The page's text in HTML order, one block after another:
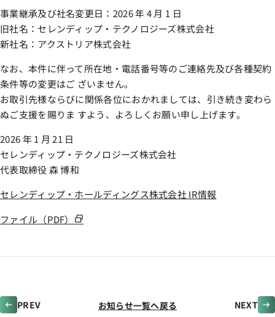
事業継承及び社名変更日：2026 年 4 月 1 日
旧社名：セレンディップ・テクノロジーズ株式会社
新社名：アクストリア株式会社
なお、本件に伴って所在地・電話番号等のご連絡先及び各種契約
条件等の変更はご ざいません。
お取引先様ならびに関係各位におかれましては、引き続き変わら
ぬご支援を賜りま すよう、よろしくお願い申し上げます。
2026 年 1 月 21 日
セレンディップ・テクノロジーズ株式会社
代表取締役 森 博和
セレンディップ・ホールディングス株式会社 IR情報
ファイル（PDF）
arrow_left_alt PREV お知らせ一覧へ戻る NEXT arrow_right_alt